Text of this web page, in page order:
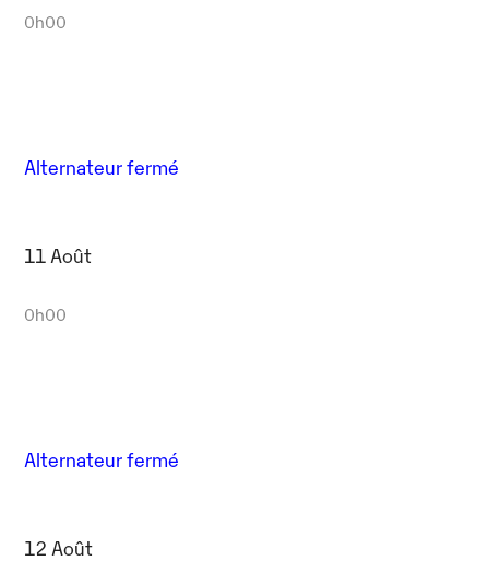
0h00
Alternateur fermé
11 Août
0h00
Alternateur fermé
12 Août